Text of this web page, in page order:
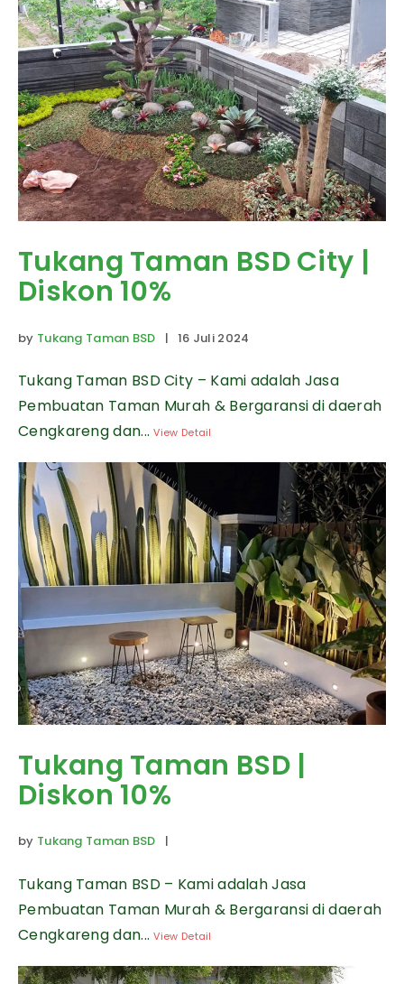
Tukang Taman BSD City |
Diskon 10%
by Tukang Taman BSD | 16 Juli 2024
Tukang Taman BSD City – Kami adalah Jasa
Pembuatan Taman Murah & Bergaransi di daerah
Cengkareng dan...View Detail
Tukang Taman BSD |
Diskon 10%
by Tukang Taman BSD |
Tukang Taman BSD – Kami adalah Jasa
Pembuatan Taman Murah & Bergaransi di daerah
Cengkareng dan...View Detail